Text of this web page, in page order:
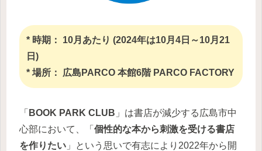
* 時期： 10月あたり (2024年は10月4日～10月21
日)
* 場所： 広島PARCO 本館6階 PARCO FACTORY
「 BOOK PARK CLUB 」は書店が減少する広島市中
心部において、「 個性的な本から刺激を受ける書店
を作りたい 」という思いで有志により2022年から開